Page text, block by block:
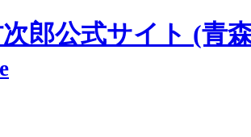
郎公式サイト (青